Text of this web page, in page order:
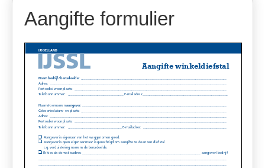
Aangifte formulier